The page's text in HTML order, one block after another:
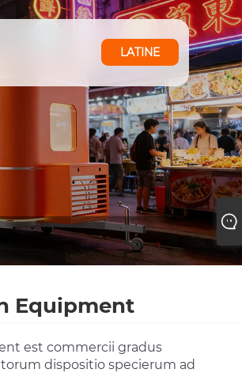
LATINE
Equipment
est commercii gradus
dispositio specierum ad